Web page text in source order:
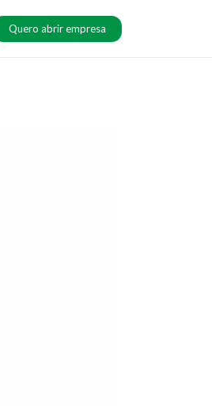
Quero abrir empresa